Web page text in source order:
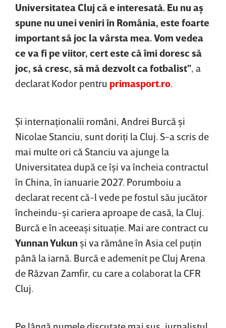
Universitatea Cluj că e interesată. Eu nu aş
spune nu unei veniri în România, este foarte
important să joc la vârsta mea. Vom vedea
ce va fi pe viitor, cert este că îmi doresc să
joc, să cresc, să mă dezvolt ca fotbalist" , a
declarat Kodor pentru primasport.ro
Şi internaţionalii români, Andrei Burcă şi
Nicolae Stanciu, sunt doriţi la Cluj. S-a scris de
mai multe ori că Stanciu va ajunge la
Universitatea după ce îşi va încheia contractul
în China, în ianuarie 2027. Porumboiu a
declarat recent că-l vede pe fostul său jucător
încheindu-şi cariera aproape de casă, la Cluj.
Burcă e în aceeaşi situaţie. Mai are contract cu
Yunnan Yukun şi va rămâne în Asia cel puţin
până la iarnă. Burcă e ademenit pe Cluj Arena
de Răzvan Zamfir, cu care a colaborat la CFR
Cluj.